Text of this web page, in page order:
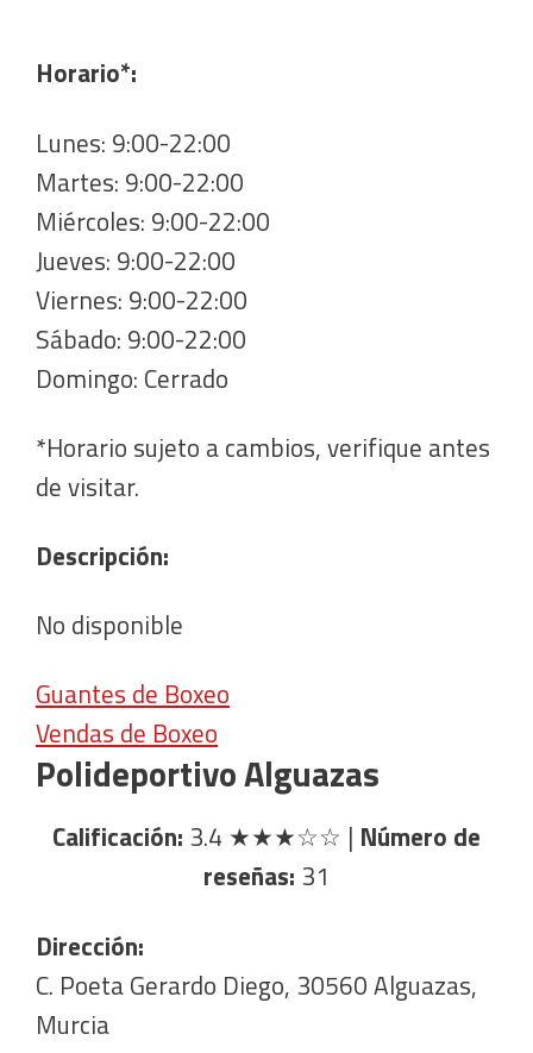
Horario*:
Lunes: 9:00-22:00
Martes: 9:00-22:00
Miércoles: 9:00-22:00
Jueves: 9:00-22:00
Viernes: 9:00-22:00
Sábado: 9:00-22:00
Domingo: Cerrado
*Horario sujeto a cambios, verifique antes
de visitar.
Descripción:
No disponible
Guantes de Boxeo
Vendas de Boxeo
Polideportivo Alguazas
Calificación: 3.4 ★★★☆☆ | Número de
reseñas: 31
Dirección:
C. Poeta Gerardo Diego, 30560 Alguazas,
Murcia